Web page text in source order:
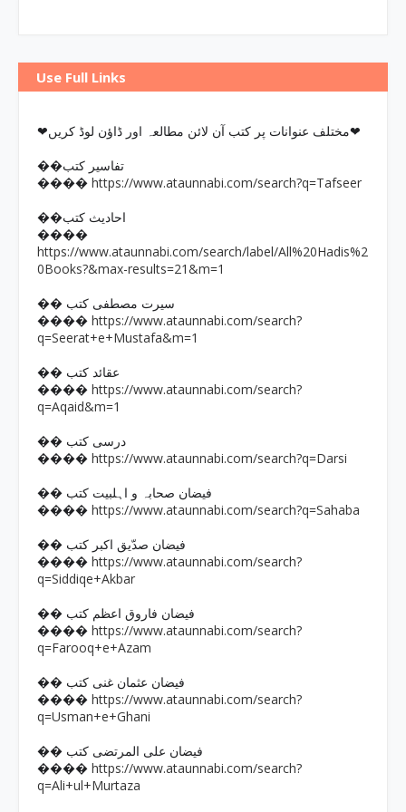
Use Full Links
❤مختلف عنوانات پر کتب آن لائن مطالعہ اور ڈاؤن لوڈ کریں❤
��تفاسیر کتب
���� https://www.ataunnabi.com/search?q=Tafseer
��احادیث کتب
����
https://www.ataunnabi.com/search/label/All%20Hadis%2
0Books?&max-results=21&m=1
�� سیرت مصطفی کتب
���� https://www.ataunnabi.com/search?
q=Seerat+e+Mustafa&m=1
�� عقائد کتب
���� https://www.ataunnabi.com/search?
q=Aqaid&m=1
�� درسی کتب
���� https://www.ataunnabi.com/search?q=Darsi
�� فیضان صحابہ و اہلبیت کتب
���� https://www.ataunnabi.com/search?q=Sahaba
�� فیضان صدّیق اکبر کتب
���� https://www.ataunnabi.com/search?
q=Siddiqe+Akbar
�� فیضان فاروق اعظم کتب
���� https://www.ataunnabi.com/search?
q=Farooq+e+Azam
�� فیضان عثمان غنی کتب
���� https://www.ataunnabi.com/search?
q=Usman+e+Ghani
�� فیضان علی المرتضی کتب
���� https://www.ataunnabi.com/search?
q=Ali+ul+Murtaza